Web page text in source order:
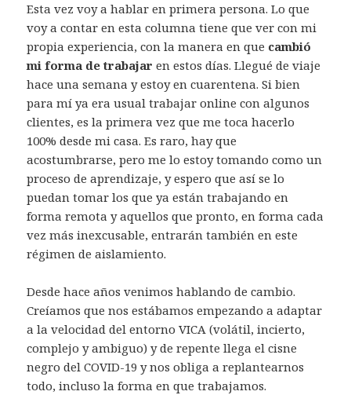
Esta vez voy a hablar en primera persona. Lo que
voy a contar en esta columna tiene que ver con mi
propia experiencia, con la manera en que cambió
mi forma de trabajaren estos días. Llegué de viaje
hace una semana y estoy en cuarentena. Si bien
para mí ya era usual trabajar online con algunos
clientes, es la primera vez que me toca hacerlo
100% desde mi casa. Es raro, hay que
acostumbrarse, pero me lo estoy tomando como un
proceso de aprendizaje, y espero que así se lo
puedan tomar los que ya están trabajando en
forma remota y aquellos que pronto, en forma cada
vez más inexcusable, entrarán también en este
régimen de aislamiento.
Desde hace años venimos hablando de cambio.
Creíamos que nos estábamos empezando a adaptar
a la velocidad del entorno VICA (volátil, incierto,
complejo y ambiguo) y de repente llega el cisne
negro del COVID-19 y nos obliga a replantearnos
todo, incluso la forma en que trabajamos.